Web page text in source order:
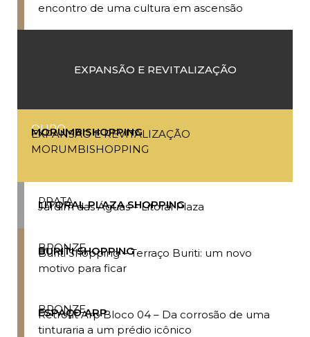
encontro de uma cultura em ascensão
EXPANSÃO E REVITALIZAÇÃO
OURO
MORUMBISHOPPING
EXPANSÃO E REVITALIZAÇÃO
MORUMBISHOPPING
PRATA
LITORAL PLAZA SHOPPING
Jardim das Águas – Litoral Plaza
BRONZE
BURITI SHOPPING
Buriti Shopping – Terraço Buriti: um novo
motivo para ficar
BRONZE
ESPAÇO ARP
Retrofit Arp Bloco 04 – Da corrosão de uma
tinturaria a um prédio icônico